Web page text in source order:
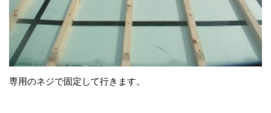
専用のネジで固定して行きます。